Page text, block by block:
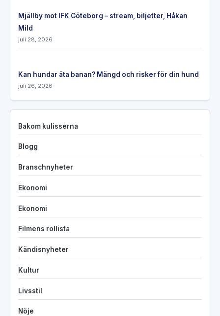
Mjällby mot IFK Göteborg – stream, biljetter, Håkan
Mild
juli 28, 2026
Kan hundar äta banan? Mängd och risker för din hund
juli 26, 2026
Bakom kulisserna
Blogg
Branschnyheter
Ekonomi
Ekonomi
Filmens rollista
Kändisnyheter
Kultur
Livsstil
Nöje